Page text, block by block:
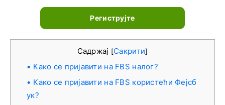
Региструјте
Садржај [Сакрити]
Како се пријавити на FBS налог?
Како се пријавити на FBS користећи Фејсб
ук?